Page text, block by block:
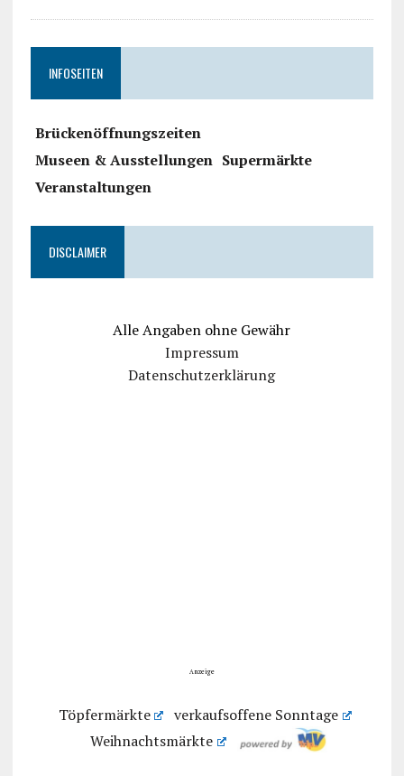
INFOSEITEN
Brückenöffnungszeiten
Museen & Ausstellungen Supermärkte
Veranstaltungen
DISCLAIMER
Alle Angaben ohne Gewähr
Impressum
Datenschutzerklärung
Anzeige
Töpfermärkte
verkaufsoffene Sonntage
Weihnachtsmärkte